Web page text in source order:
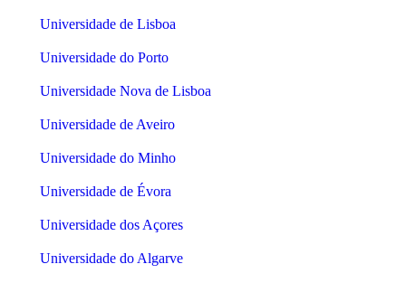
Universidade de Lisboa
Universidade do Porto
Universidade Nova de Lisboa
Universidade de Aveiro
Universidade do Minho
Universidade de Évora
Universidade dos Açores
Universidade do Algarve